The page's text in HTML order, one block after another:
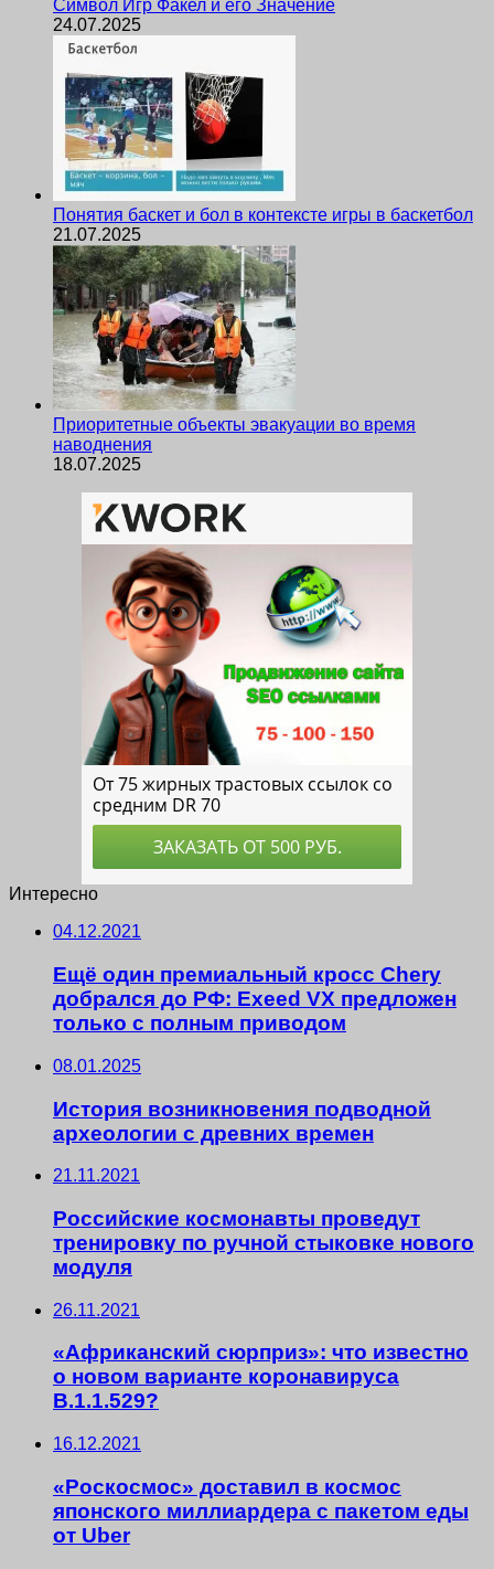
Символ Игр Факел и его Значение
24.07.2025
Понятия баскет и бол в контексте игры в баскетбол
21.07.2025
Приоритетные объекты эвакуации во время
наводнения
18.07.2025
Интересно
04.12.2021
Ещё один премиальный кросс Chery
добрался до РФ: Exeed VX предложен
только с полным приводом
08.01.2025
История возникновения подводной
археологии с древних времен
21.11.2021
Российские космонавты проведут
тренировку по ручной стыковке нового
модуля
26.11.2021
«Африканский сюрприз»: что известно
о новом варианте коронавируса
B.1.1.529?
16.12.2021
«Роскосмос» доставил в космос
японского миллиардера с пакетом еды
от Uber